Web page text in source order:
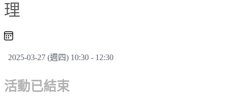
理
2025-03-27 (週四) 10:30 - 12:30
活動已結束